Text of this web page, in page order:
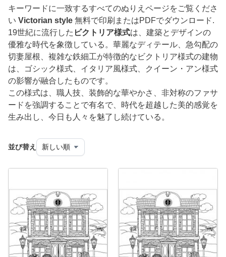
キーワードに一致するすべてのぬりえページをご覧くださ
い Victorian style 無料で印刷またはPDFでダウンロード.
19世紀に流行した ビクトリア様式は、建築とデザインの
優雅な時代を象徴している。華麗なディテール、急勾配の
切妻屋根、複雑な鉄細工が特徴的なビクトリア様式の建物
は、ゴシック様式、イタリア風様式、クイーン・アン様式
の影響が融合したものです。
この様式は、職人技、装飾的な華やかさ、非対称のファサ
ードを強調することで有名で、時代を超越した美的感覚を
生み出し、今日も人々を魅了し続けている。
並び替え